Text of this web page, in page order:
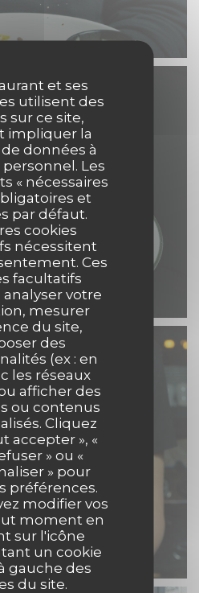
et ses
utilisent des
sur ce site,
impliquer la
données à
Les
« nécessaires
et
par défaut.
cookies
nécessitent
Ces
facultatifs
analyser votre
mesurer
du site,
des
(ex : en
les réseaux
afficher des
ou contenus
Cliquez
accepter », «
» ou «
» pour
préférences.
modifier vos
moment en
sur l'icône
un cookie
gauche des
du site.